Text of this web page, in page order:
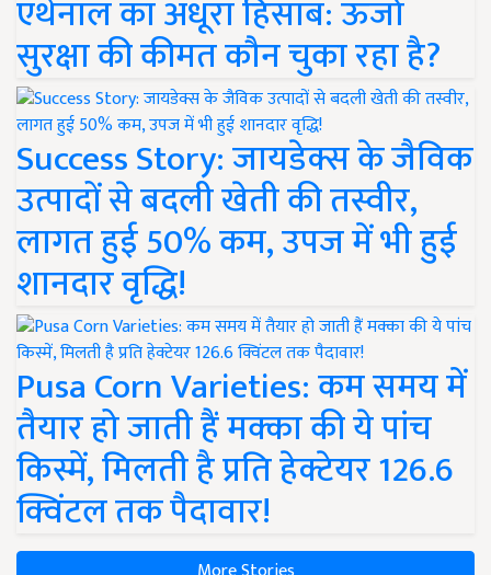
एथेनॉल का अधूरा हिसाब: ऊर्जा
सुरक्षा की कीमत कौन चुका रहा है?
Success Story: जायडेक्स के जैविक
उत्पादों से बदली खेती की तस्वीर,
लागत हुई 50% कम, उपज में भी हुई
शानदार वृद्धि!
Pusa Corn Varieties: कम समय में
तैयार हो जाती हैं मक्का की ये पांच
किस्में, मिलती है प्रति हेक्टेयर 126.6
क्विंटल तक पैदावार!